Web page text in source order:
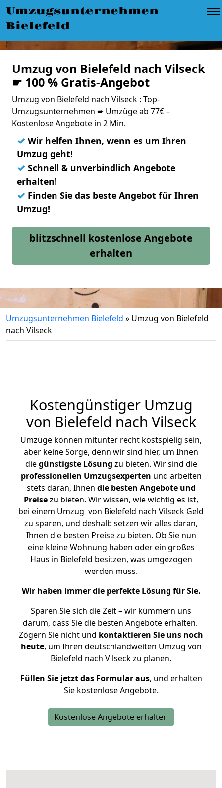
Umzugsunternehmen
Bielefeld
Umzug von Bielefeld nach Vilseck
☛ 100 % Gratis-Angebot
Umzug von Bielefeld nach Vilseck : Top-
Umzugsunternehmen ➨ Umzüge ab 77€ –
Kostenlose Angebote in 2 Min.
✓ Wir helfen Ihnen, wenn es um Ihren
Umzug geht!
✓ Schnell & unverbindlich Angebote
erhalten!
✓ Finden Sie das beste Angebot für Ihren
Umzug!
blitzschnell kostenlose Angebote
erhalten
Umzugsunternehmen Bielefeld » Umzug von Bielefeld
nach Vilseck
Kostengünstiger Umzug
von Bielefeld nach Vilseck
Umzüge können mitunter recht kostspielig sein,
aber keine Sorge, denn wir sind hier, um Ihnen
diegünstigste Lösung zu bieten. Wir sind die
professionellen Umzugsexperten und arbeiten
stets daran, Ihnen die besten Angebote und
Preisezu bieten. Wir wissen, wie wichtig es ist,
bei einem Umzug von Bielefeld nach Vilseck Geld
zu sparen, und deshalb setzen wir alles daran,
Ihnen die besten Preise zu bieten. Ob Sie nun
eine kleine Wohnung haben oder ein großes
Haus in Bielefeld besitzen, was umgezogen
werden muss.
Wir haben immer die perfekte Lösung für Sie.
Sparen Sie sich die Zeit – wir kümmern uns
darum, dass Sie die besten Angebote erhalten.
Zögern Sie nicht und kontaktieren Sie uns noch
heute, um Ihren deutschlandweiten Umzug von
Bielefeld nach Vilseck zu planen.
Füllen Sie jetzt das Formular aus, und erhalten
Sie kostenlose Angebote.
Kostenlose Angebote erhalten